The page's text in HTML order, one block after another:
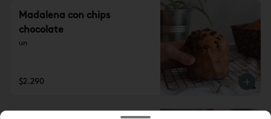
Madalena con chips
chocolate
un
$2.290